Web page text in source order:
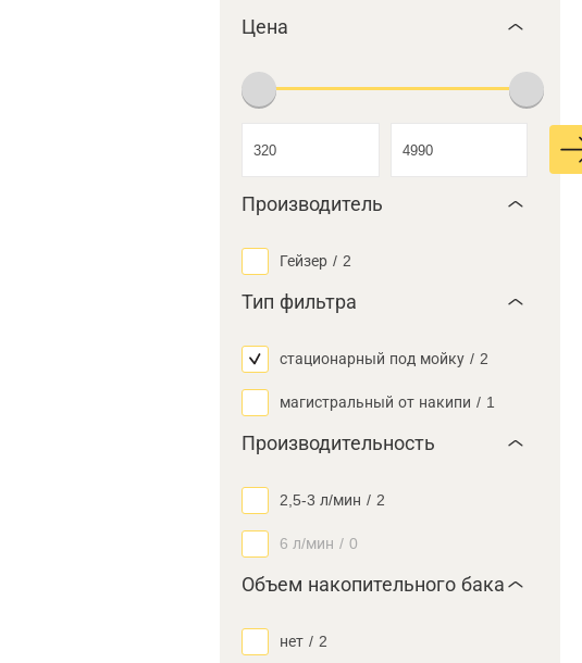
Цена
Производитель
Гейзер / 2
Тип фильтра
стационарный под мойку / 2
магистральный от накипи / 1
Производительность
2,5-3 л/мин / 2
6 л/мин / 0
Объем накопительного бака
нет / 2